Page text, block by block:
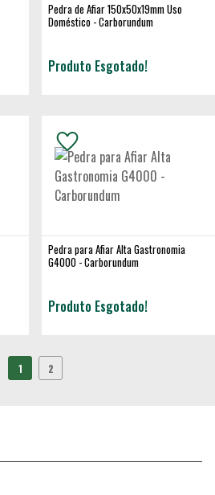
Pedra de Afiar 150x50x19mm Uso
Doméstico - Carborundum
Produto Esgotado!
Pedra para Afiar Alta Gastronomia
G4000 - Carborundum
Produto Esgotado!
1 2